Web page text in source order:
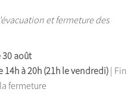
et fermeture des
30 août
14h à 20h (21h le vendredi) | Fin
fermeture